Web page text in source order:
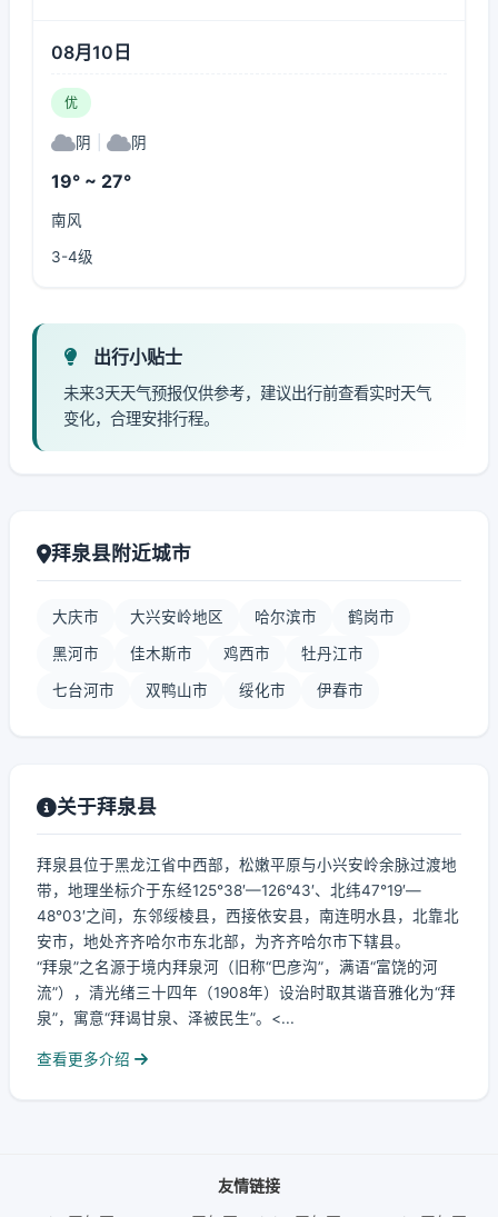
08月10日
优
阴 阴
19° ~ 27°
南风
3-4级
出行小贴士
未来3天天气预报仅供参考，建议出行前查看实时天气
变化，合理安排行程。
拜泉县附近城市
大庆市 大兴安岭地区 哈尔滨市 鹤岗市
黑河市 佳木斯市 鸡西市 牡丹江市
七台河市 双鸭山市 绥化市 伊春市
关于拜泉县
拜泉县位于黑龙江省中西部，松嫩平原与小兴安岭余脉过渡地
带，地理坐标介于东经125°38′—126°43′、北纬47°19′—
48°03′之间，东邻绥棱县，西接依安县，南连明水县，北靠北
安市，地处齐齐哈尔市东北部，为齐齐哈尔市下辖县。
“拜泉”之名源于境内拜泉河（旧称“巴彦沟”，满语“富饶的河
流”），清光绪三十四年（1908年）设治时取其谐音雅化为“拜
泉”，寓意“拜谒甘泉、泽被民生”。<...
查看更多介绍
友情链接